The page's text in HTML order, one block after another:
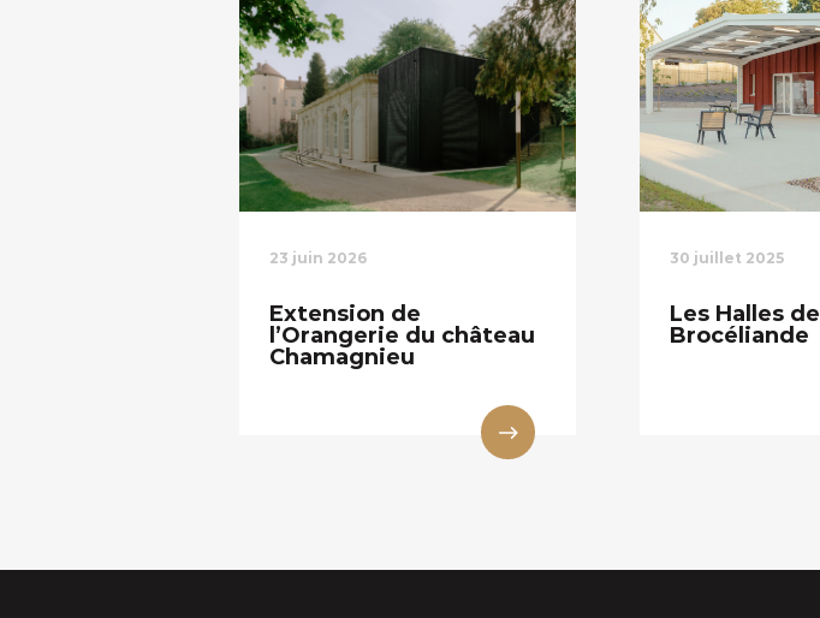
23 juin 2026
Extension de
l’Orangerie du château
Chamagnieu
30 juillet 2025
Les Halles de
Brocéliande